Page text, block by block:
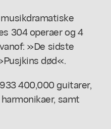
304 operaer og 4
»De sidste
død«.
400,000 guitarer,
samt